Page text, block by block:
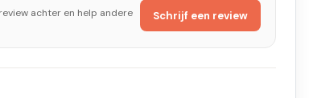
achter en help andere
Schrijf een review